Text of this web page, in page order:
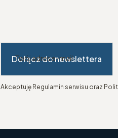
Twój adres e-mail
Dołącz do newslettera
Akceptuję Regulamin serwisu oraz